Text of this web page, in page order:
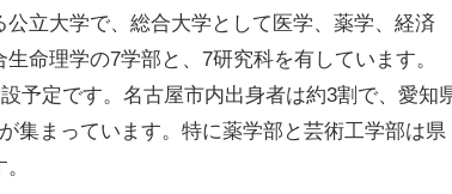
立大学で、総合大学として医学、薬学、経済
命理学の7学部と、7研究科を有しています。
予定です。名古屋市内出身者は約3割で、愛知
集まっています。特に薬学部と芸術工学部は県